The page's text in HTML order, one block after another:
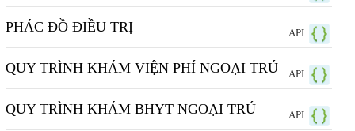
PHÁC ĐỒ ĐIỀU TRỊ API
QUY TRÌNH KHÁM VIỆN PHÍ NGOẠI TRÚ API
QUY TRÌNH KHÁM BHYT NGOẠI TRÚ API